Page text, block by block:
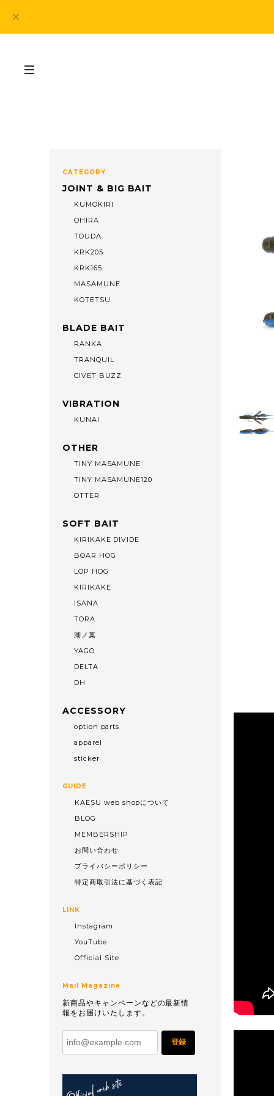
CATEGORY
JOINT & BIG BAIT
KUMOKIRI
OHIRA
TOUDA
KRK205
KRK165
MASAMUNE
KOTETSU
BLADE BAIT
RANKA
TRANQUIL
CIVET BUZZ
VIBRATION
KUNAI
OTHER
TINY MASAMUNE
TINY MASAMUNE120
OTTER
SOFT BAIT
KIRIKAKE DIVIDE
BOAR HOG
LOP HOG
KIRIKAKE
ISANA
TORA
湖ノ葉
YAGO
DELTA
DH
ACCESSORY
option parts
apparel
sticker
GUIDE
KAESU web shopについて
BLOG
MEMBERSHIP
お問い合わせ
プライバシーポリシー
特定商取引法に基づく表記
LINK
Instagram
YouTube
Official Site
Mail Magazine
新商品やキャンペーンなどの最新情
報をお届けいたします。
登録